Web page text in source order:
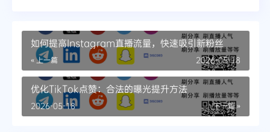
如何提高Instagram直播流量，快速吸引新粉丝
« 上一篇 2026-05-18
优化TikTok点赞：合法的曝光提升方法
下一篇 »
2026-05-18